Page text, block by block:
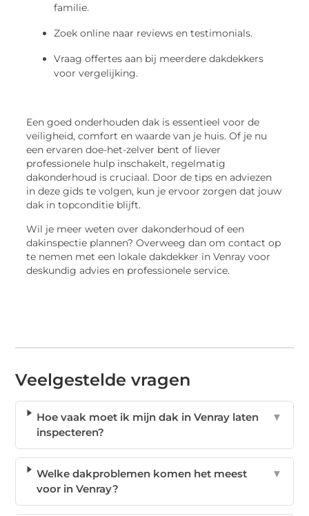
familie.
Zoek online naar reviews en testimonials.
Vraag offertes aan bij meerdere dakdekkers
voor vergelijking.
Een goed onderhouden dak is essentieel voor de
veiligheid, comfort en waarde van je huis. Of je nu
een ervaren doe-het-zelver bent of liever
professionele hulp inschakelt, regelmatig
dakonderhoud is cruciaal. Door de tips en adviezen
in deze gids te volgen, kun je ervoor zorgen dat jouw
dak in topconditie blijft.
Wil je meer weten over dakonderhoud of een
dakinspectie plannen? Overweeg dan om contact op
te nemen met een lokale dakdekker in Venray voor
deskundig advies en professionele service.
Veelgestelde vragen
Hoe vaak moet ik mijn dak in Venray laten
inspecteren?
▼
Welke dakproblemen komen het meest
voor in Venray?
▼